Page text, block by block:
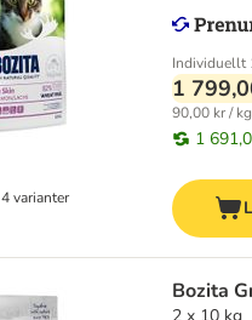
4 varianter
Individuellt
1
90,00 kr / kg
1
Bozita